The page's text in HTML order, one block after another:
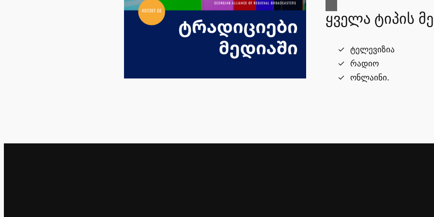
ყველა ტიპის
ტელევიზია
რადიო
ონლაინი.